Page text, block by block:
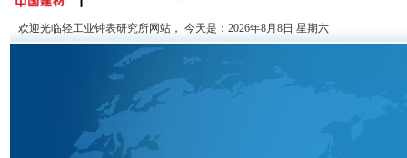
欢迎光临轻工业钟表研究所网站， 今天是：2026年8月8日 星期六